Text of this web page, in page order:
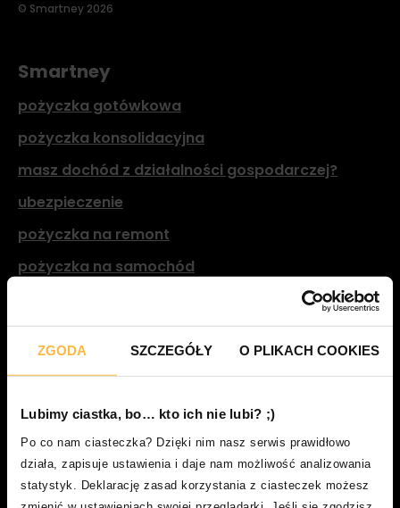
ZGODA SZCZEGÓŁY O PLIKACH COOKIES
Lubimy ciastka, bo… kto ich nie lubi? ;)
Po co nam ciasteczka? Dzięki nim nasz serwis prawidłowo
działa, zapisuje ustawienia i daje nam możliwość analizowania
statystyk. Deklarację zasad korzystania z ciasteczek możesz
© Smartney 2026
Smartney
pożyczka gotówkowa
pożyczka konsolidacyjna
masz dochód z działalności gospodarczej?
ubezpieczenie
pożyczka na remont
pożyczka na samochód
O nas
o smartney
blog
kariera
biuro prasowe